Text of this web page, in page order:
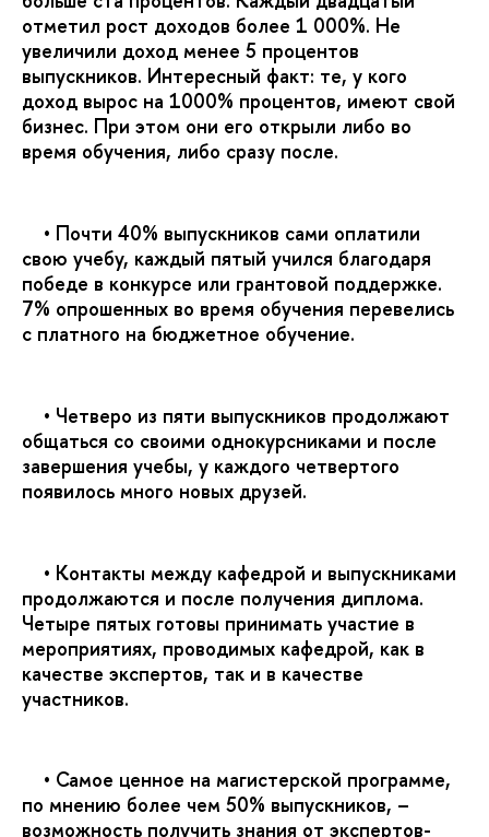
отметил рост доходов более 1 000%. Не
увеличили доход менее 5 процентов
выпускников. Интересный факт: те, у кого
доход вырос на 1000% процентов, имеют свой
бизнес. При этом они его открыли либо во
время обучения, либо сразу после.
• Почти 40% выпускников сами оплатили
свою учебу, каждый пятый учился благодаря
победе в конкурсе или грантовой поддержке.
7% опрошенных во время обучения перевелись
с платного на бюджетное обучение.
• Четверо из пяти выпускников продолжают
общаться со своими однокурсниками и после
завершения учебы, у каждого четвертого
появилось много новых друзей.
• Контакты между кафедрой и выпускниками
продолжаются и после получения диплома.
Четыре пятых готовы принимать участие в
мероприятиях, проводимых кафедрой, как в
качестве экспертов, так и в качестве
участников.
• Самое ценное на магистерской программе,
по мнению более чем 50% выпускников, –
возможность получить знания от экспертов-